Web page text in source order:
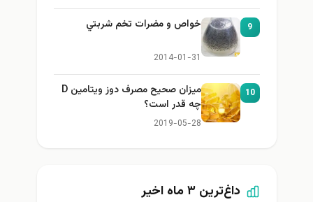
9 خواص و مضرات تخم شربتي
2014-01-31
10
میزان صحیح مصرف دوز ویتامین D
چه قدر است؟
2019-05-28
داغ‌ترین ۳ ماه اخیر